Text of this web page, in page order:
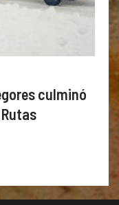
culminó